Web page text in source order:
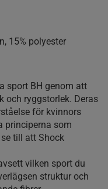
15% polyester
sport BH genom att
och ryggstorlek. Deras
för kvinnors
principerna som
till att Shock
vilken sport du
struktur och